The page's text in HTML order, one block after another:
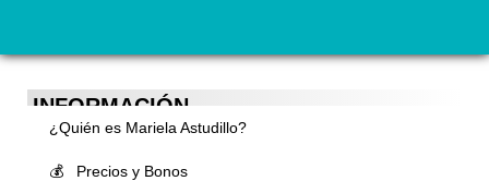
INFORMACIÓN
¿Quién es Mariela Astudillo?
💰 Precios y Bonos